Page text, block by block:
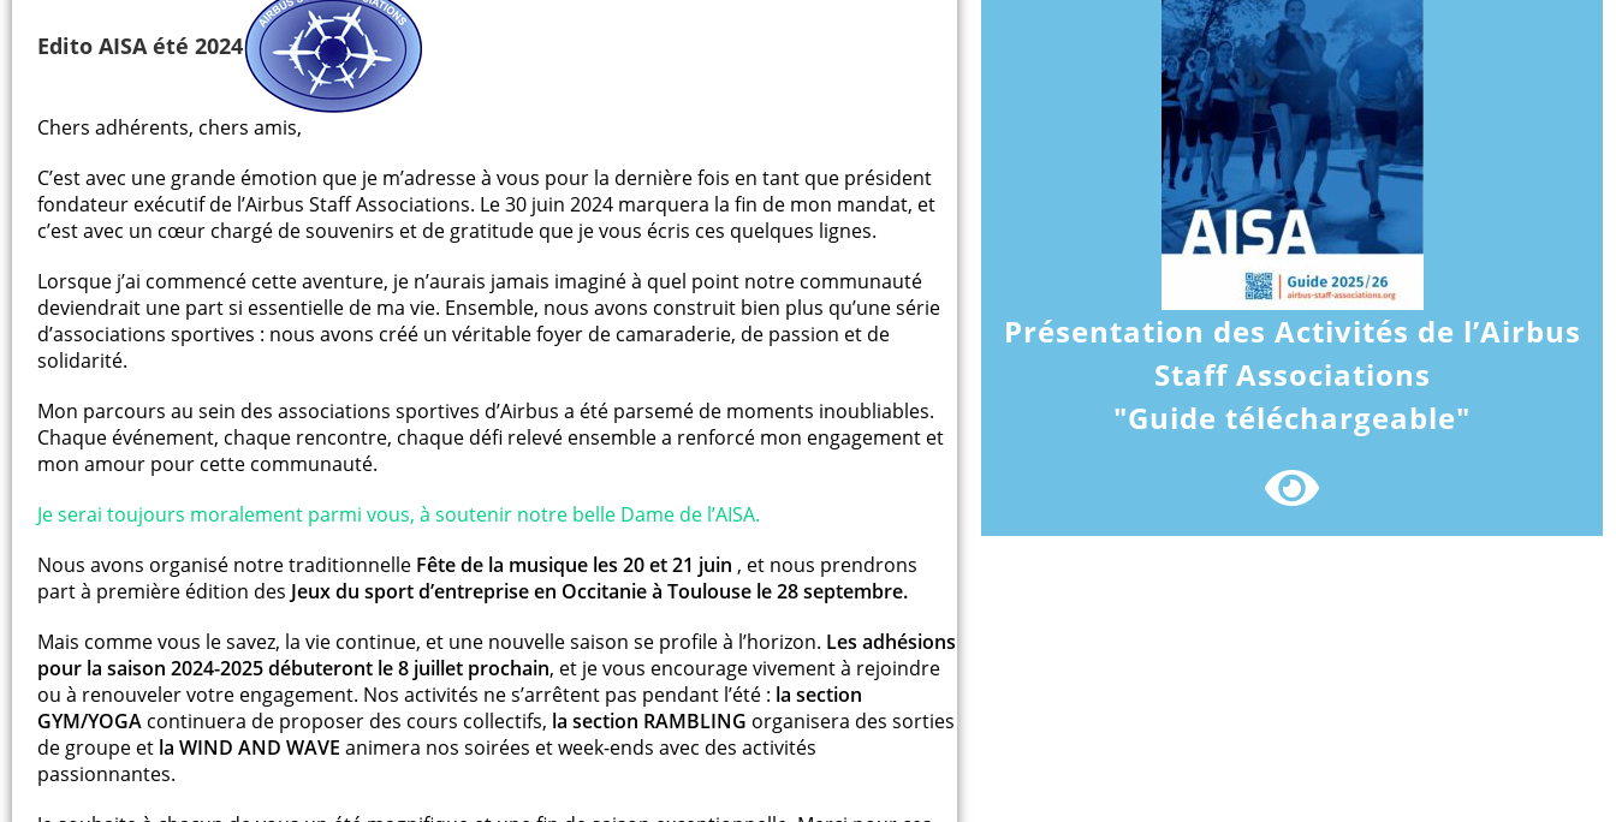
Edito AISA été 2024
Chers adhérents, chers amis,
C’est avec une grande émotion que je m’adresse à vous pour la dernière fois en tant que président
fondateur exécutif de l’Airbus Staff Associations. Le 30 juin 2024 marquera la fin de mon mandat, et
c’est avec un cœur chargé de souvenirs et de gratitude que je vous écris ces quelques lignes.
Lorsque j’ai commencé cette aventure, je n’aurais jamais imaginé à quel point notre communauté
deviendrait une part si essentielle de ma vie. Ensemble, nous avons construit bien plus qu’une série
d’associations sportives : nous avons créé un véritable foyer de camaraderie, de passion et de
solidarité.
Mon parcours au sein des associations sportives d’Airbus a été parsemé de moments inoubliables.
Chaque événement, chaque rencontre, chaque défi relevé ensemble a renforcé mon engagement et
mon amour pour cette communauté.
Je serai toujours moralement parmi vous, à soutenir notre belle Dame de l’AISA.
Nous avons organisé notre traditionnelle Fête de la musique les 20 et 21 juin , et nous prendrons
part à première édition des Jeux du sport d’entreprise en Occitanie à Toulouse le 28 septembre.
Mais comme vous le savez, la vie continue, et une nouvelle saison se profile à l’horizon. Les adhésions
pour la saison 2024-2025 débuteront le 8 juillet prochain, et je vous encourage vivement à rejoindre
ou à renouveler votre engagement. Nos activités ne s’arrêtent pas pendant l’été : la section
GYM/YOGA continuera de proposer des cours collectifs, la section RAMBLING organisera des sorties
de groupe et la WIND AND WAVE animera nos soirées et week-ends avec des activités
passionnantes.
Présentation des Activités de l’Airbus
Staff Associations
"Guide téléchargeable"